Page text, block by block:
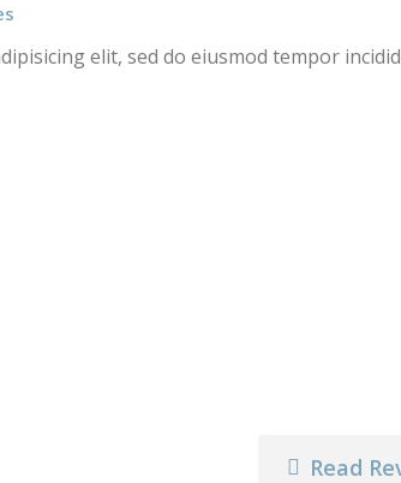
elit, sed do eiusmod tempor
Read